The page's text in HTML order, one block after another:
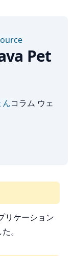
Pet
んコラム ウェ
リケーション
。